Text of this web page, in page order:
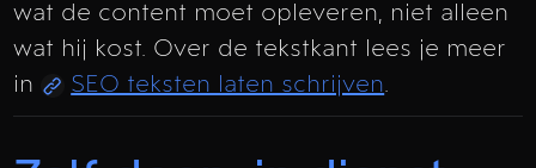
wat de content moet opleveren, niet alleen
wat hij kost. Over de tekstkant lees je meer
in
SEO teksten laten schrijven.